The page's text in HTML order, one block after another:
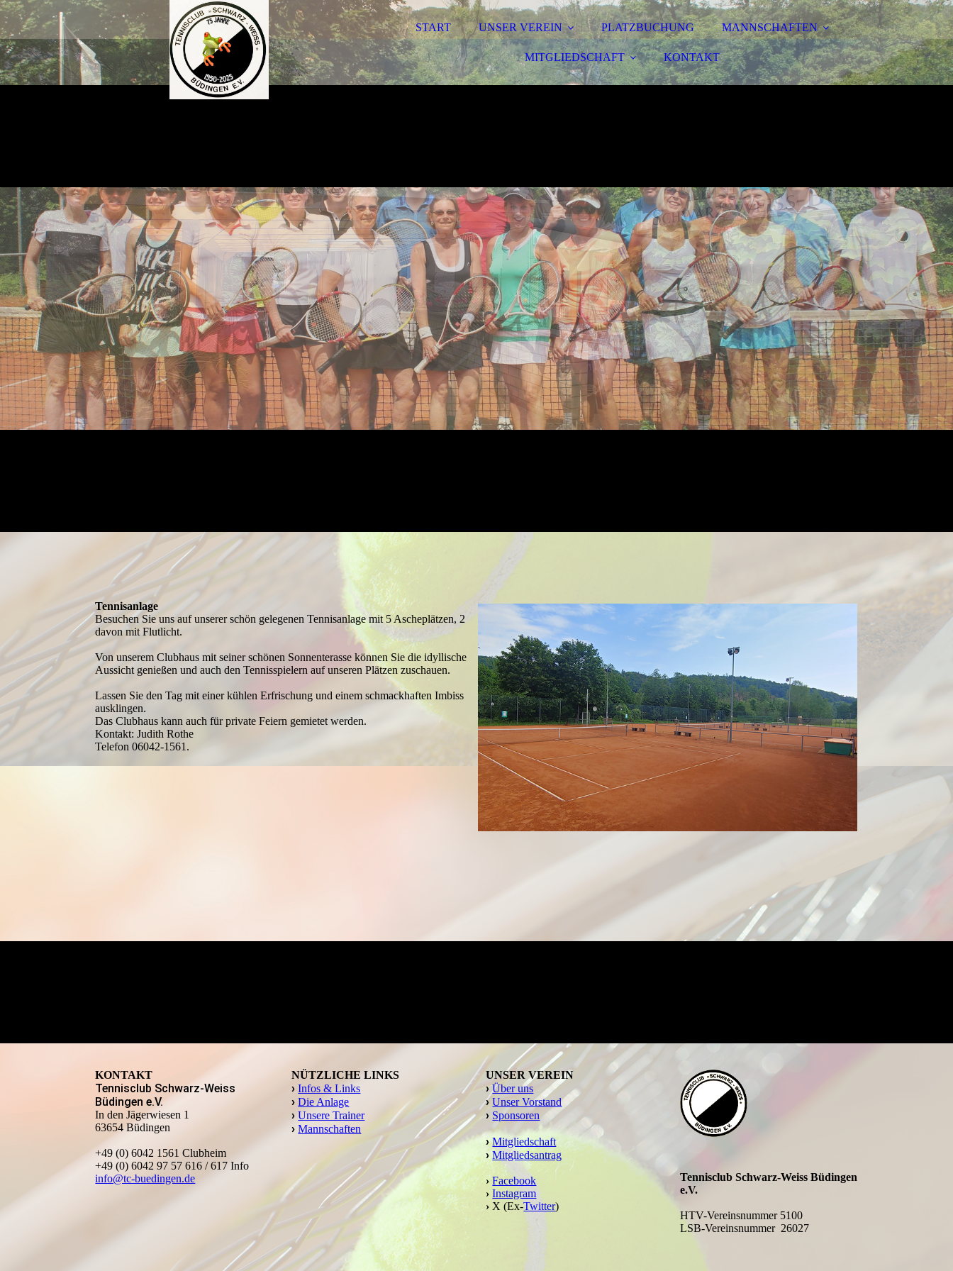
START UNSER VEREIN PLATZBUCHUNG MANNSCHAFTEN
MITGLIEDSCHAFT KONTAKT
Tennis­anlage
Besuchen Sie uns auf unserer schön gelegenen Tennis­anlage mit 5 Asche­plätzen, 2
davon mit Flutlicht.
Von unserem Clubhaus mit seiner schönen Sonnen­terasse können Sie die idyllische
Aussicht genießen und auch den Tennis­spielern auf unseren Plätzen zuschauen.
Lassen Sie den Tag mit einer kühlen Erfrischung und einem schmack­haften Imbiss
aus­klingen.
Das Club­haus kann auch für private Feiern gemietet werden.
Kontakt: Judith Rothe
Telefon 06042-1561.
KONTAKT
Tennisclub Schwarz-Weiss
Büdingen e.V.
In den Jägerwiesen 1
63654 Büdingen
+49 (0) 6042 1561 Clubheim
+49 (0) 6042 97 57 616 / 617 Info
info@tc-buedingen.de
NÜTZLICHE LINKS
› Infos & Links
› Die Anlage
› Unsere Trainer
› Mannschaften
UNSER VEREIN
› Über uns
› Unser Vorstand
› Sponsoren
› Mitgliedschaft
› Mitgliedsantrag
› Facebook
› Instagram
› X (Ex-Twitter)
Tennisclub Schwarz-Weiss Büdingen
e.V.
HTV-Vereinsnummer 5100
LSB-Vereinsnummer 26027